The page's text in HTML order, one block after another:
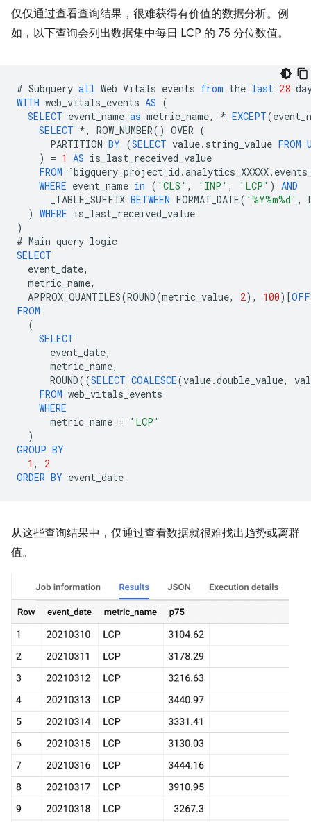
仅仅通过查看查询结果，很难获得有价值的数据分析。例
如，以下查询会列出数据集中每日 LCP 的 75 分位数值。
# Subquery all Web Vitals events from the last 28
WITH web_vitals_events AS (
SELECT event_name as metric_name, * EXCEPT(
SELECT *, ROW_NUMBER() OVER (
PARTITION BY (SELECT value. string_value FROM
)
= 1 AS is_last_received_value
FROM
`bigquery_project_id .analytics_XXXXX.
WHERE event_name in ( 'CLS' , 'INP' , 'LCP' ) AND
_TABLE_SUFFIX BETWEEN FORMAT_DATE( '%Y%m%d' ,
) WHERE is_last_received_value
)
# Main query logic
SELECT
event_date,
metric_name,
APPROX_QUANTILES(ROUND(metric_value, 2), 100)[
FROM
(
SELECT
event_date,
metric_name,
ROUND((SELECT COALESCE(value.double_value,
FROM web_vitals_events
WHERE
metric_name =
'LCP'
)
GROUP BY
1 ,
2
ORDER BY event_date
从这些查询结果中，仅通过查看数据就很难找出趋势或离群
值。